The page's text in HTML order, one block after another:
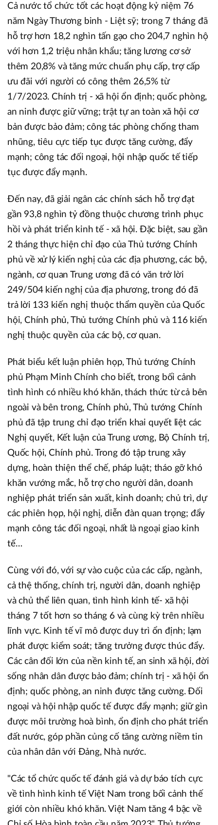
Cả nước tổ chức tốt các hoạt động kỷ niệm 76
năm Ngày Thương binh - Liệt sỹ; trong 7 tháng đã
hỗ trợ hơn 18,2 nghìn tấn gạo cho 204,7 nghìn hộ
với hơn 1,2 triệu nhân khẩu; tăng lương cơ sở
thêm 20,8% và tăng mức chuẩn phụ cấp, trợ cấp
ưu đãi với người có công thêm 26,5% từ
1/7/2023. Chính trị - xã hội ổn định; quốc phòng,
an ninh được giữ vững; trật tự an toàn xã hội cơ
bản được bảo đảm; công tác phòng chống tham
nhũng, tiêu cực tiếp tục được tăng cường, đẩy
mạnh; công tác đối ngoại, hội nhập quốc tế tiếp
tục được đẩy mạnh.
Đến nay, đã giải ngân các chính sách hỗ trợ đạt
gần 93,8 nghìn tỷ đồng thuộc chương trình phục
hồi và phát triển kinh tế - xã hội. Đặc biệt, sau gần
2 tháng thực hiện chỉ đạo của Thủ tướng Chính
phủ về xử lý kiến nghị của các địa phương, các bộ,
ngành, cơ quan Trung ương đã có văn trở lời
249/504 kiến nghị của địa phương, trong đó đã
trả lời 133 kiến nghị thuộc thẩm quyền của Quốc
hội, Chính phủ, Thủ tướng Chính phủ và 116 kiến
nghị thuộc quyền của các bộ, cơ quan.
Phát biểu kết luận phiên họp, Thủ tướng Chính
phủ Phạm Minh Chính cho biết, trong bối cảnh
tình hình có nhiều khó khăn, thách thức từ cả bên
ngoài và bên trong, Chính phủ, Thủ tướng Chính
phủ đã tập trung chỉ đạo triển khai quyết liệt các
Nghị quyết, Kết luận của Trung ương, Bộ Chính trị,
Quốc hội, Chính phủ. Trong đó tập trung xây
dựng, hoàn thiện thể chế, pháp luật; tháo gỡ khó
khăn vướng mắc, hỗ trợ cho người dân, doanh
nghiệp phát triển sản xuất, kinh doanh; chủ trì, dự
các phiên họp, hội nghị, diễn đàn quan trọng; đẩy
mạnh công tác đối ngoại, nhất là ngoại giao kinh
tế…
Cùng với đó, với sự vào cuộc của các cấp, ngành,
cả thệ thống, chính trị, người dân, doanh nghiệp
và chủ thể liên quan, tình hình kinh tế- xã hội
tháng 7 tốt hơn so tháng 6 và cùng kỳ trên nhiều
lĩnh vực. Kinh tế vĩ mô được duy trì ổn định; lạm
phát được kiểm soát; tăng trưởng được thúc đẩy.
Các cân đối lớn của nền kinh tế, an sinh xã hội, đời
sống nhân dân được bảo đảm; chính trị - xã hội ổn
định; quốc phòng, an ninh được tăng cường. Đối
ngoại và hội nhập quốc tế được đẩy mạnh; giữ gìn
được môi trường hoà bình, ổn định cho phát triển
đất nước, góp phần củng cố tăng cường niềm tin
của nhân dân với Đảng, Nhà nước.
"Các tổ chức quốc tế đánh giá và dự báo tích cực
về tình hình kinh tế Việt Nam trong bối cảnh thế
giới còn nhiều khó khăn. Việt Nam tăng 4 bậc về